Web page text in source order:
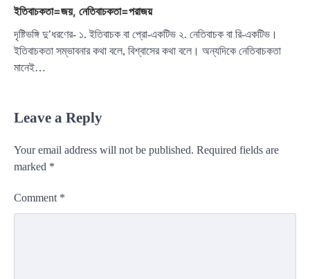
ইতিবাচকতা=জয়, নেতিবাচকতা=পরাজয়
দৃষ্টিভঙ্গি দু’ধরণের- ১. ইতিবাচক বা প্রো-একটিভ ২. নেতিবাচক বা রি-একটিভ।
ইতিবাচকতা সম্ভাবনার কথা বলে, বিশ্বাসের কথা বলে। অন্যদিকে নেতিবাচকতা
মানেই…
Leave a Reply
Your email address will not be published. Required fields are
marked *
Comment *